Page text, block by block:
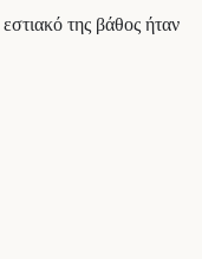
της βάθος ήταν